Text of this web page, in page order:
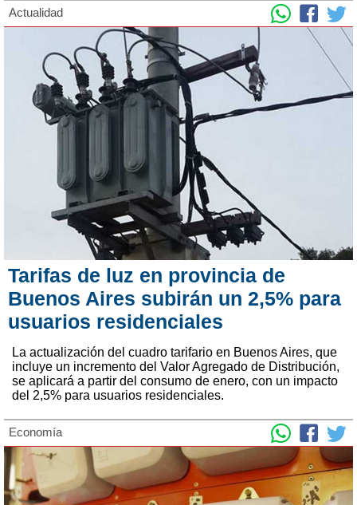
Actualidad
Tarifas de luz en provincia de
Buenos Aires subirán un 2,5% para
usuarios residenciales
La actualización del cuadro tarifario en Buenos Aires, que
incluye un incremento del Valor Agregado de Distribución,
se aplicará a partir del consumo de enero, con un impacto
del 2,5% para usuarios residenciales.
Economía